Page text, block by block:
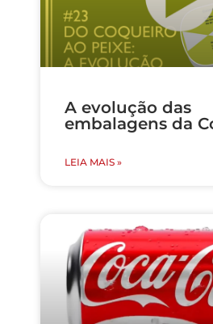
A evolução das
embalagens da
LEIA MAIS »